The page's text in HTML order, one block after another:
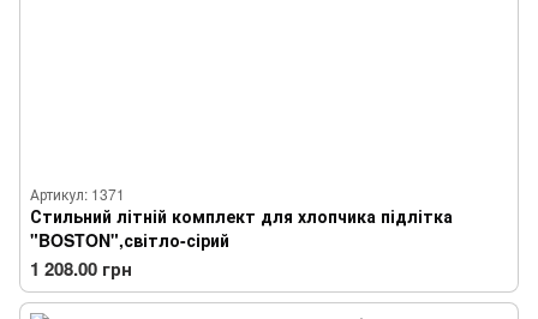
Артикул: 1371
Стильний літній комплект для хлопчика підлітка
"BOSTON",світло-сірий
1 208.00 грн